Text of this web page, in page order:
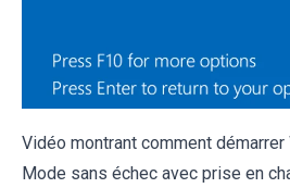
Vidéo montrant comment
Mode sans échec avec prise en